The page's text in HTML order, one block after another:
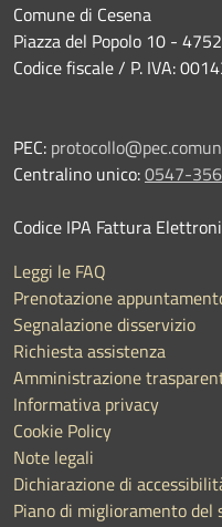
Comune di Cesena
Piazza del Popolo 10 -
Codice fiscale / P. IVA:
PEC:
Centralino unico:0547-
Codice IPA Fattura
Leggi le FAQ
Prenotazione
Segnalazione disservizio
Richiesta assistenza
Amministrazione
Informativa privacy
Cookie Policy
Note legali
Dichiarazione di
Piano di miglioramento del